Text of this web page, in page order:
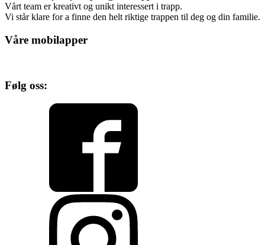
Vårt team er kreativt og unikt interessert i trapp.
Vi står klare for a finne den helt riktige trappen til deg og din familie.
Våre mobilapper
Følg oss: